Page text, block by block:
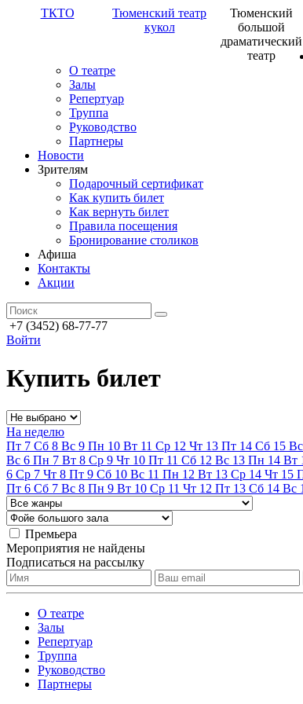
ТКТО
Тюменский театр
кукол
Тюменский
большой
драматический
театр
О театре
Залы
Репертуар
Труппа
Руководство
Партнеры
Новости
Зрителям
Подарочный сертификат
Как купить билет
Как вернуть билет
Правила посещения
Бронирование столиков
Афиша
Контакты
Акции
+7 (3452) 68-77-77
Войти
Купить билет
На неделю
Пт 7 Сб 8 Вс 9 Пн 10 Вт 11 Ср 12 Чт 13 Пт 14 Сб 15 Вс
Вс 6 Пн 7 Вт 8 Ср 9 Чт 10 Пт 11 Сб 12 Вс 13 Пн 14 Вт
6 Ср 7 Чт 8 Пт 9 Сб 10 Вс 11 Пн 12 Вт 13 Ср 14 Чт 15
Пт 6 Сб 7 Вс 8 Пн 9 Вт 10 Ср 11 Чт 12 Пт 13 Сб 14 Вс
Премьера
Мероприятия не найдены
Подписаться на рассылку
О театре
Залы
Репертуар
Труппа
Руководство
Партнеры